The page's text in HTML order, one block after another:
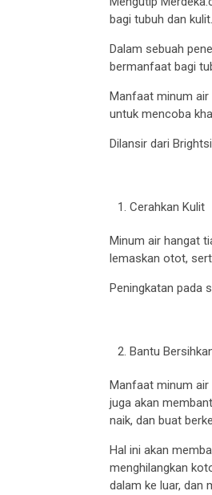
bagi tubuh dan kulit.
Dalam sebuah
bermanfaat bagi
Manfaat minum air
untuk mencoba
Dilansir dari
Cerahkan Kulit
Minum air hangat
lemaskan otot,
Peningkatan pada
Bantu
Manfaat minum air
juga akan
naik, dan buat
Hal ini akan
menghilangkan
dalam ke luar, dan